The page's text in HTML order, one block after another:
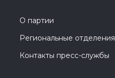
О партии
Региональные отделения
Контакты пресс-службы